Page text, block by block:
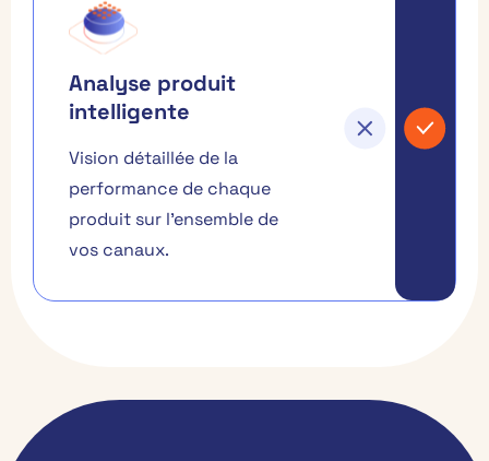
Analyse produit
intelligente
Vision détaillée de la
performance de chaque
produit sur l'ensemble de
vos canaux.